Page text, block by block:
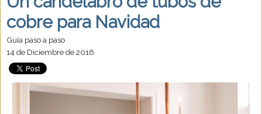
cobre para Navidad
Guía paso a paso
14 de Diciembre de 2016